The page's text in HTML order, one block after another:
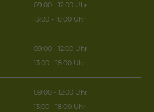
09:00 - 12:00 Uhr
13:00 - 18:00 Uhr
09:00 - 12:00 Uhr
13:00 - 18:00 Uhr
09:00 - 12:00 Uhr
13:00 - 18:00 Uhr